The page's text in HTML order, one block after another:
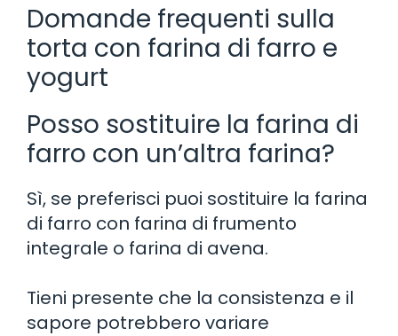
Domande frequenti sulla
torta con farina di farro e
yogurt
Posso sostituire la farina di
farro con un’altra farina?
Sì, se preferisci puoi sostituire la farina
di farro con farina di frumento
integrale o farina di avena.
Tieni presente che la consistenza e il
sapore potrebbero variare